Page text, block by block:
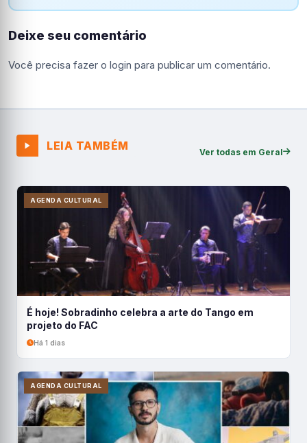
Deixe seu comentário
Você precisa fazer o login para publicar um comentário.
LEIA TAMBÉM Ver todas em Geral
AGENDA CULTURAL
É hoje! Sobradinho celebra a arte do Tango em
projeto do FAC
Há 1 dias
AGENDA CULTURAL